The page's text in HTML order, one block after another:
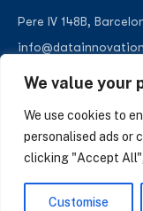
We value your
We use cookies to
personalised ads or
clicking "Accept
Customise
Pere IV 148B,
SUSCRÍBASE A